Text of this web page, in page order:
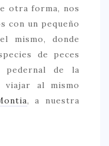
otra forma, nos
con un pequeño
mismo, donde
de peces
pedernal de la
viajar al mismo
, a nuestra